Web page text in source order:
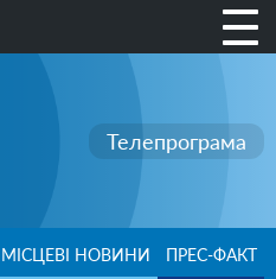
Телепрограма
МІСЦЕВІ НОВИНИ ПРЕС-ФАКТ